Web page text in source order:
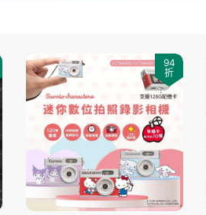
94
折